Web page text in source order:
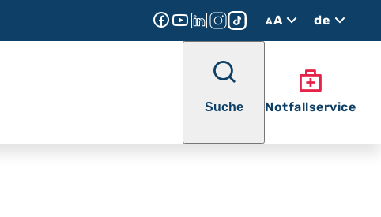
AA
de
Suche Notfallservice